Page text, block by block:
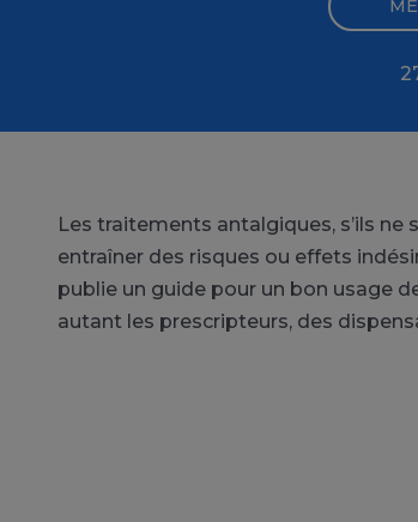
Les traitements antalgiques, s’ils
entraîner des risques ou effets
publie un guide pour un bon usage
autant les prescripteurs, des